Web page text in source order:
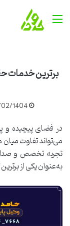
منو
برترین خدمات
1404
در فضای پیچیده و
می‌تواند تفاوت
تجربه تخصص و
به‌عنوان یکی از